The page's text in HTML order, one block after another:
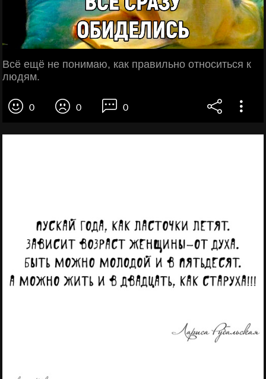
Всё ещё не понимаю, как правильно относиться к
людям.
0 0 0